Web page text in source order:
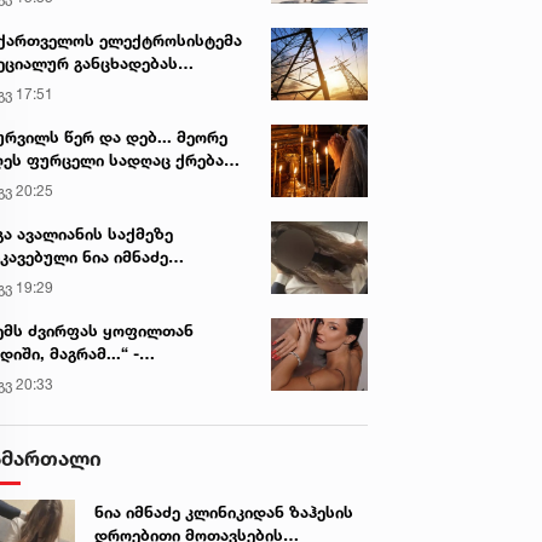
ელექტროსისტემა
განცხადებას
17:51
წერ და დებ... მეორე
ფურცელი სადღაც ქრება
სურვილი სრულდება...“ -
ტაძარი შიდა
20:25
ავალიანის საქმეზე
ნია იმნაძე
გადაჰყავთ
19:29
ძვირფას ყოფილთან
მაგრამ...“ -
პაიჭაძის
აღიარება
20:33
ნია იმნაძე კლინიკიდან ზაჰესის
დროებითი მოთავსების